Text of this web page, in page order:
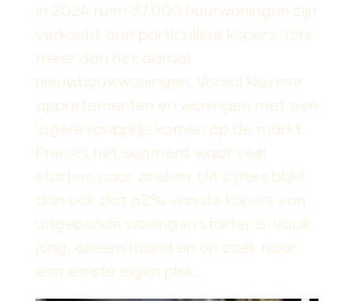
in 2024 ruim 37.000 huurwoningen zijn
verkocht aan particuliere kopers; fors
meer dan het aantal
nieuwbouwwoningen. Vooral kleinere
appartementen en woningen met een
lagere koopprijs komen op de markt.
Precies het segment waar veel
starters naar zoeken. Uit cijfers blijkt
dan ook dat 62% van de kopers van
uitgeponde woningen starter is: vaak
jong, alleenstaand en op zoek naar
een eerste eigen plek.